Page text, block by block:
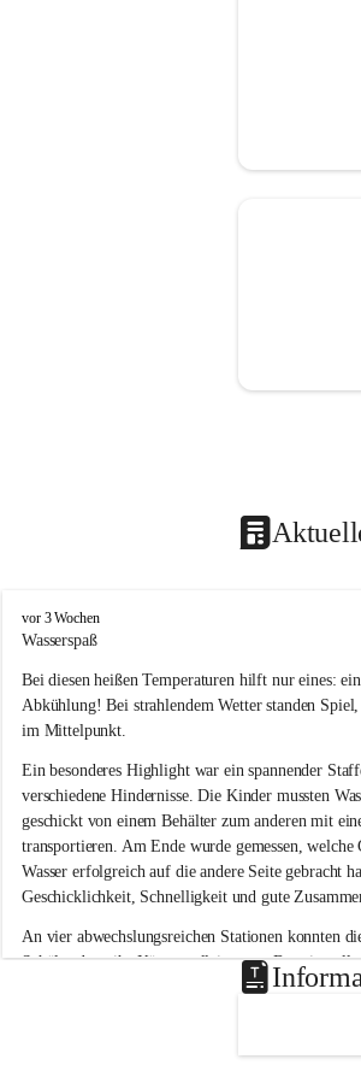
V
o
k
s
s
h
u
l
e
L
a
u
e
g
vor 3 Wochen
Wasserspaß
Bei diesen heißen Temperaturen hilft nur eines:
Abkühlung! Bei strahlendem Wetter standen
im Mittelpunkt.
Ein besonderes Highlight war ein spannender
verschiedene Hindernisse. Die Kinder mussten
geschickt von einem Behälter zum anderen mit
transportieren. Am Ende wurde gemessen, welche
Wasser erfolgreich auf die andere Seite gebracht
Geschicklichkeit, Schnelligkeit und gute
An vier abwechslungsreichen Stationen konnten
Schüler dann ihr Können allein unter Beweis
waren Geduld und Fingerspitzengefühl gefragt,